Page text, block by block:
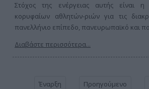
Στόχος της ενέργειας αυτής είναι
κορυφαίων αθλητών-ριών για τις
πανελλήνιο επίπεδο, πανευρωπαϊκό και
Διαβάστε περισσότερα...
Έναρξη Προηγούμενο